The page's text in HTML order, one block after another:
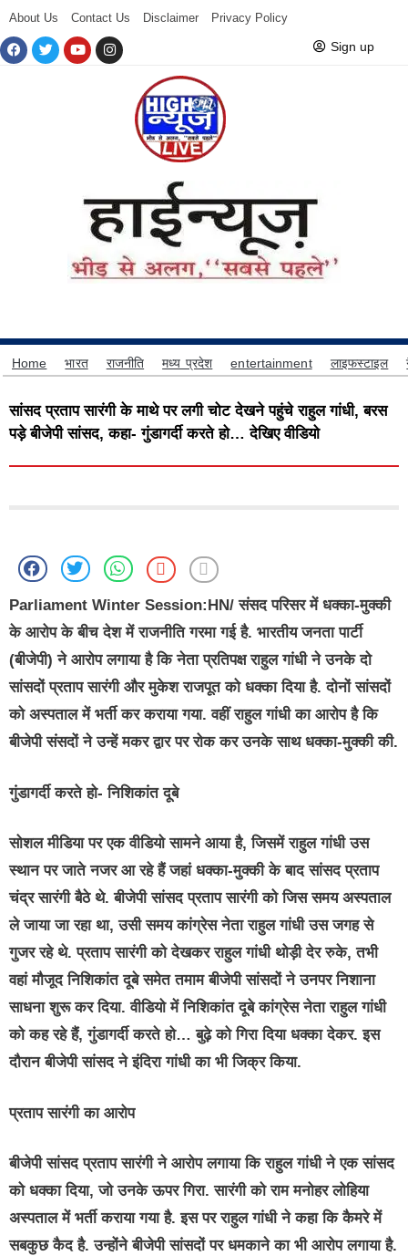
About Us Contact Us Disclaimer Privacy Policy
Sign up
Home भारत राजनीति मध्य प्रदेश entertainment लाइफस्टाइल
सांसद प्रताप सारंगी के माथे पर लगी चोट देखने पहुंचे राहुल गांधी, बरस
पड़े बीजेपी सांसद, कहा- गुंडागर्दी करते हो… देखिए वीडियो
Parliament Winter Session:HN/ संसद परिसर में धक्का-मुक्की
के आरोप के बीच देश में राजनीति गरमा गई है. भारतीय जनता पार्टी
(बीजेपी) ने आरोप लगाया है कि नेता प्रतिपक्ष राहुल गांधी ने उनके दो
सांसदों प्रताप सारंगी और मुकेश राजपूत को धक्का दिया है. दोनों सांसदों
को अस्पताल में भर्ती कर कराया गया. वहीं राहुल गांधी का आरोप है कि
बीजेपी संसदों ने उन्हें मकर द्वार पर रोक कर उनके साथ धक्का-मुक्की की.
गुंडागर्दी करते हो- निशिकांत दूबे
सोशल मीडिया पर एक वीडियो सामने आया है, जिसमें राहुल गांधी उस
स्थान पर जाते नजर आ रहे हैं जहां धक्का-मुक्की के बाद सांसद प्रताप
चंद्र सारंगी बैठे थे. बीजेपी सांसद प्रताप सारंगी को जिस समय अस्पताल
ले जाया जा रहा था, उसी समय कांग्रेस नेता राहुल गांधी उस जगह से
गुजर रहे थे. प्रताप सारंगी को देखकर राहुल गांधी थोड़ी देर रुके, तभी
वहां मौजूद निशिकांत दूबे समेत तमाम बीजेपी सांसदों ने उनपर निशाना
साधना शुरू कर दिया. वीडियो में निशिकांत दूबे कांग्रेस नेता राहुल गांधी
को कह रहे हैं, गुंडागर्दी करते हो… बुढ़े को गिरा दिया धक्का देकर. इस
दौरान बीजेपी सांसद ने इंदिरा गांधी का भी जिक्र किया.
प्रताप सारंगी का आरोप
बीजेपी सांसद प्रताप सारंगी ने आरोप लगाया कि राहुल गांधी ने एक सांसद
को धक्का दिया, जो उनके ऊपर गिरा. सारंगी को राम मनोहर लोहिया
अस्पताल में भर्ती कराया गया है. इस पर राहुल गांधी ने कहा कि कैमरे में
सबकुछ कैद है. उन्होंने बीजेपी सांसदों पर धमकाने का भी आरोप लगाया है.